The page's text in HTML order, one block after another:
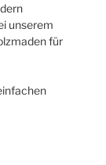
unserem
für